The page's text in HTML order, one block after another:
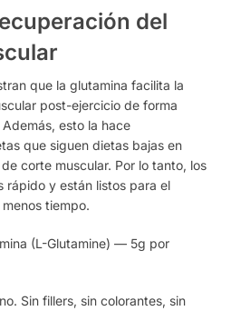
del
que la glutamina facilita la
post-ejercicio de forma
esto la hace
que siguen dietas bajas en
corte muscular. Por lo tanto, los
rápido y están listos para el
tiempo.
(L-Glutamine) — 5g por
Sin fillers, sin colorantes, sin